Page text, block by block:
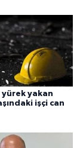
yürek yakan
işçi can